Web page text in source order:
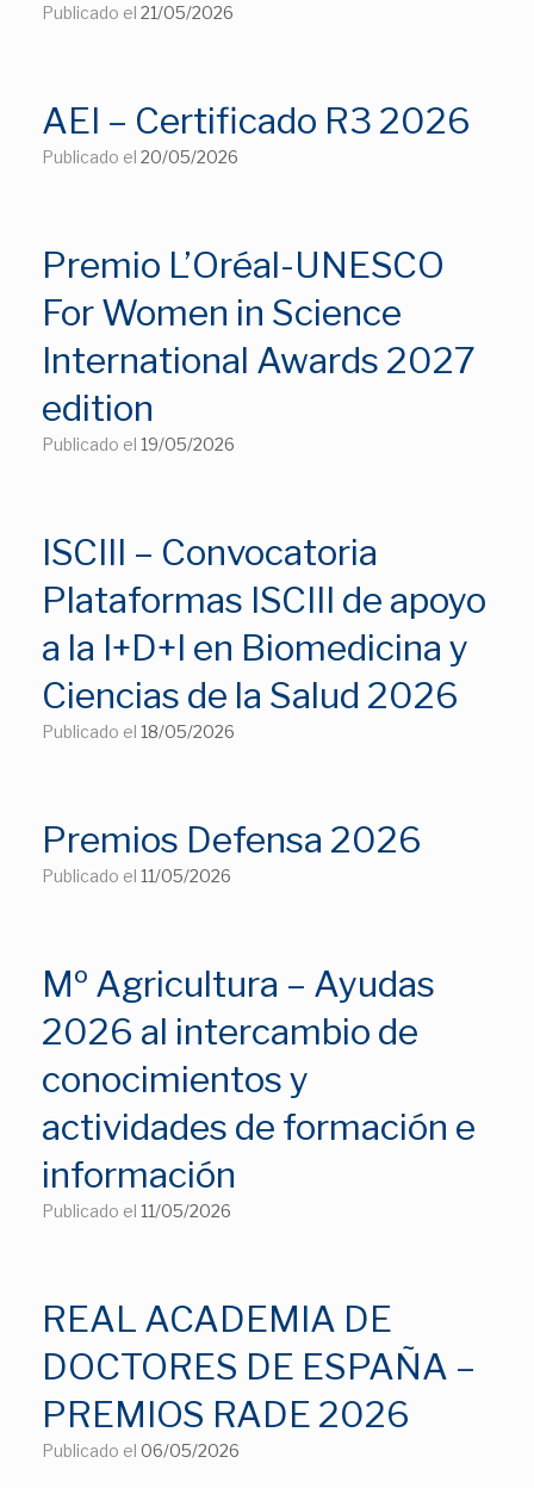
Publicado el 21/05/2026
AEI – Certificado R3 2026
Publicado el 20/05/2026
Premio L’Oréal-UNESCO
For Women in Science
International Awards 2027
edition
Publicado el 19/05/2026
ISCIII – Convocatoria
Plataformas ISCIII de apoyo
a la I+D+I en Biomedicina y
Ciencias de la Salud 2026
Publicado el 18/05/2026
Premios Defensa 2026
Publicado el 11/05/2026
Mº Agricultura – Ayudas
2026 al intercambio de
conocimientos y
actividades de formación e
información
Publicado el 11/05/2026
REAL ACADEMIA DE
DOCTORES DE ESPAÑA –
PREMIOS RADE 2026
Publicado el 06/05/2026